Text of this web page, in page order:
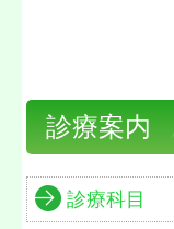
診療案内
診療科目